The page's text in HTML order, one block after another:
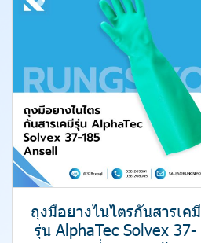
ถุงมือยางไนไตรกันสารเคมี
รุ่น AlphaTec Solvex 37-